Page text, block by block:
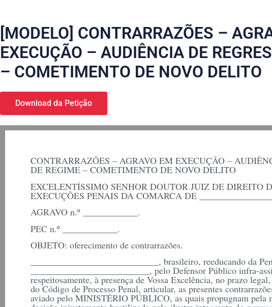
[MODELO] CONTRARRAZÕES –
EXECUÇÃO – AUDIÊNCIA DE
– COMETIMENTO DE NOVO DELITO
Download da Petição
CONTRARRAZÕES – AGRAVO EM EXECUÇÃO –
DE REGIME – COMETIMENTO DE NOVO DELITO
EXCELENTÍSSIMO SENHOR DOUTOR JUIZ DE DIREITO
EXECUÇÕES PENAIS DA COMARCA DE
AGRAVO n.º ____________.
PEC n.º ____________.
OBJETO: oferecimento de contrarrazões.
____________________________, brasileiro, reeducando da
__________________________, pelo Defensor Público infra-
respeitosamente, à presença de Vossa Excelência, no prazo
do Código de Processo Penal, articular, as presentes
aviado pelo MINISTÉRIO PÚBLICO, as quais propugnam pela